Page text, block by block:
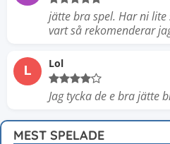
jätte bra spel. Har ni
vart så rekomenderar
L Lol
Jag tycka de e bra jätte
MEST SPELADE